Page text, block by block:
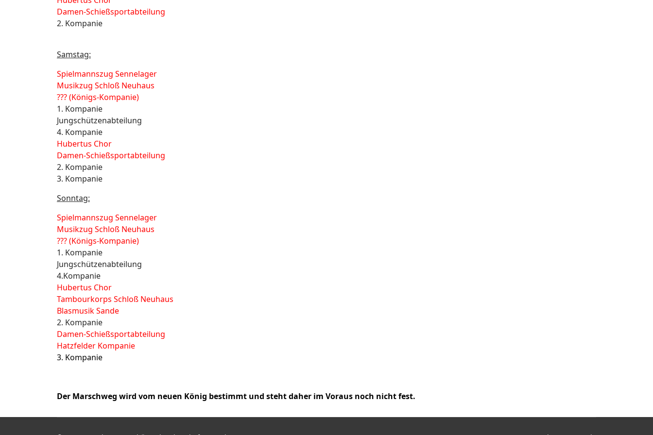
Damen-Schießsportabteilung
2. Kompanie
Samstag:
Spielmannszug Sennelager
Musikzug Schloß Neuhaus
??? (Königs-Kompanie)
1. Kompanie
Jungschützenabteilung
4. Kompanie
Hubertus Chor
Damen-Schießsportabteilung
2. Kompanie
3. Kompanie
Sonntag:
Spielmannszug Sennelager
Musikzug Schloß Neuhaus
??? (Königs-Kompanie)
1. Kompanie
Jungschützenabteilung
4.Kompanie
Hubertus Chor
Tambourkorps Schloß Neuhaus
Blasmusik Sande
2. Kompanie
Damen-Schießsportabteilung
Hatzfelder Kompanie
3. Kompanie
Der Marschweg wird vom neuen König bestimmt und steht daher im Voraus noch nicht fest.